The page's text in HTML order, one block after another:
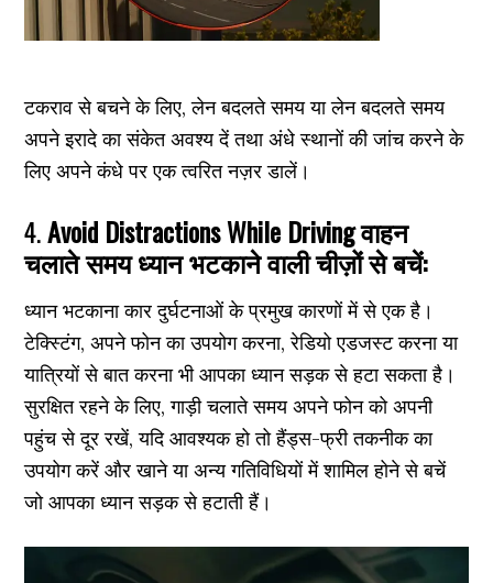
टकराव से बचने के लिए, लेन बदलते समय या लेन बदलते समय
अपने इरादे का संकेत अवश्य दें तथा अंधे स्थानों की जांच करने के
लिए अपने कंधे पर एक त्वरित नज़र डालें।
4.Avoid Distractions While Driving वाहन
चलाते समय ध्यान भटकाने वाली चीज़ों से बचें:
ध्यान भटकाना कार दुर्घटनाओं के प्रमुख कारणों में से एक है।
टेक्स्टिंग, अपने फोन का उपयोग करना, रेडियो एडजस्ट करना या
यात्रियों से बात करना भी आपका ध्यान सड़क से हटा सकता है।
सुरक्षित रहने के लिए, गाड़ी चलाते समय अपने फोन को अपनी
पहुंच से दूर रखें, यदि आवश्यक हो तो हैंड्स-फ्री तकनीक का
उपयोग करें और खाने या अन्य गतिविधियों में शामिल होने से बचें
जो आपका ध्यान सड़क से हटाती हैं।